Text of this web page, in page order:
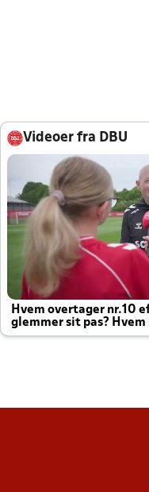
Videoer fra DBU
Hvem overtager nr.10
glemmer sit pas?
altid til efter kampe?